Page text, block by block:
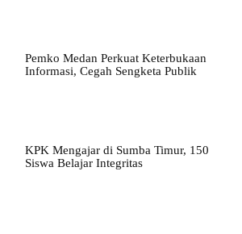
Pemko Medan Perkuat Keterbukaan
Informasi, Cegah Sengketa Publik
KPK Mengajar di Sumba Timur, 150
Siswa Belajar Integritas